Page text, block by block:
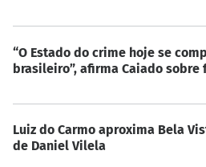
“O Estado do crime hoje se
brasileiro”, afirma Caiado sobre
Luiz do Carmo aproxima Bela
de Daniel Vilela